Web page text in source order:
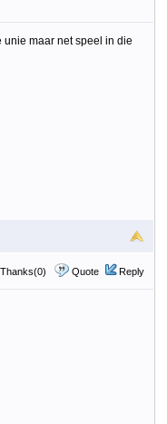
maar net speel in die
Thanks(0) Quote Reply